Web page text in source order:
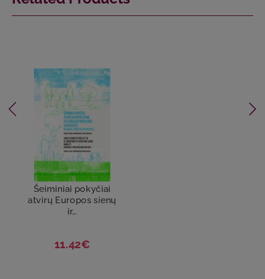
Šeiminiai pokyčiai
atvirų Europos sienų
ir...
11.42€